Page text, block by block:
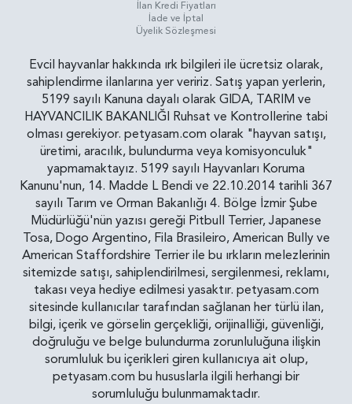
İlan Kredi Fiyatları
İade ve İptal
Üyelik Sözleşmesi
Evcil hayvanlar hakkında ırk bilgileri ile ücretsiz olarak,
sahiplendirme ilanlarına yer veririz. Satış yapan yerlerin,
5199 sayılı Kanuna dayalı olarak GIDA, TARIM ve
HAYVANCILIK BAKANLIĞI Ruhsat ve Kontrollerine tabi
olması gerekiyor. petyasam.com olarak "hayvan satışı,
üretimi, aracılık, bulundurma veya komisyonculuk"
yapmamaktayız. 5199 sayılı Hayvanları Koruma
Kanunu'nun, 14. Madde L Bendi ve 22.10.2014 tarihli 367
sayılı Tarım ve Orman Bakanlığı 4. Bölge İzmir Şube
Müdürlüğü'nün yazısı gereği Pitbull Terrier, Japanese
Tosa, Dogo Argentino, Fila Brasileiro, American Bully ve
American Staffordshire Terrier ile bu ırkların melezlerinin
sitemizde satışı, sahiplendirilmesi, sergilenmesi, reklamı,
takası veya hediye edilmesi yasaktır. petyasam.com
sitesinde kullanıcılar tarafından sağlanan her türlü ilan,
bilgi, içerik ve görselin gerçekliği, orijinalliği, güvenliği,
doğruluğu ve belge bulundurma zorunluluğuna ilişkin
sorumluluk bu içerikleri giren kullanıcıya ait olup,
petyasam.com bu hususlarla ilgili herhangi bir
sorumluluğu bulunmamaktadır.